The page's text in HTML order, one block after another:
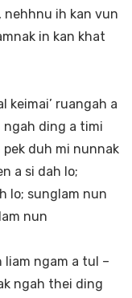
ih kan vun
in kan khat
keimai’ ruangah a
ngah ding a timi
pek duh mi nunnak
a si dah lo;
lo; sunglam nun
nun
ngam a tul –
ngah thei ding